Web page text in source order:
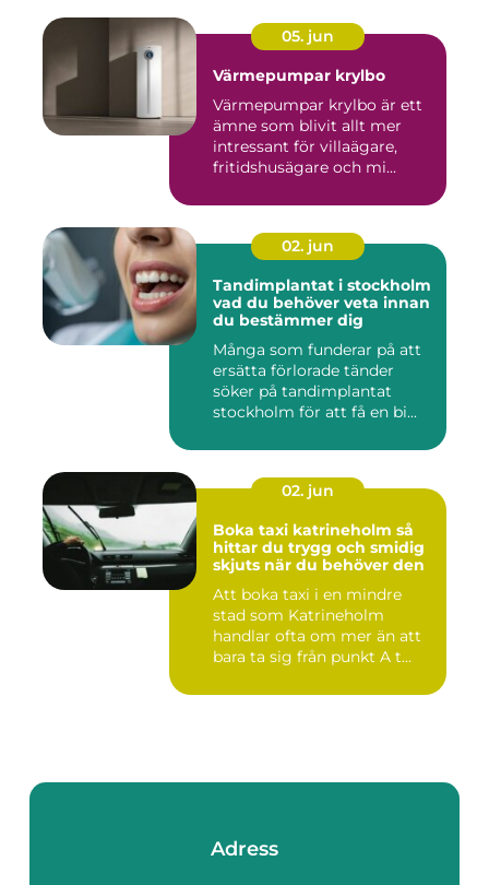
05. jun
Värmepumpar krylbo
Värmepumpar krylbo är ett
ämne som blivit allt mer
intressant för villaägare,
fritidshusägare och mi...
02. jun
Tandimplantat i stockholm
vad du behöver veta innan
du bestämmer dig
Många som funderar på att
ersätta förlorade tänder
söker på tandimplantat
stockholm för att få en bi...
02. jun
Boka taxi katrineholm så
hittar du trygg och smidig
skjuts när du behöver den
Att boka taxi i en mindre
stad som Katrineholm
handlar ofta om mer än att
bara ta sig från punkt A t...
Adress